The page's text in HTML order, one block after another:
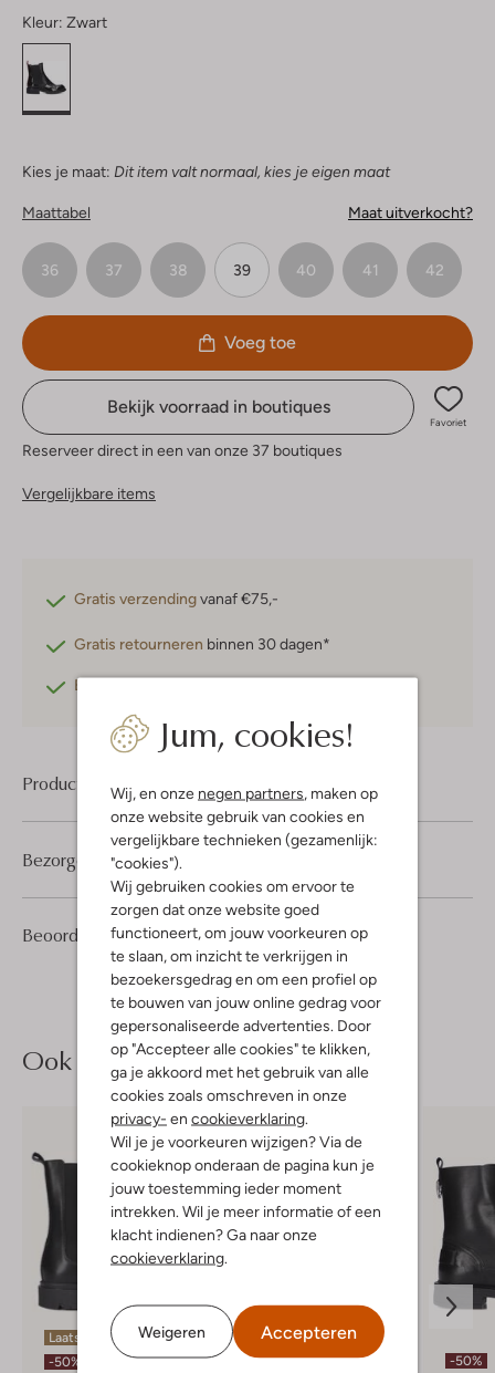
Jum, cookies!
Wij, en onze negen partners, maken op
onze website gebruik van cookies en
vergelijkbare technieken (gezamenlijk:
"cookies").
Wij gebruiken cookies om ervoor te
zorgen dat onze website goed
functioneert, om jouw voorkeuren op
te slaan, om inzicht te verkrijgen in
bezoekersgedrag en om een profiel op
te bouwen van jouw online gedrag voor
gepersonaliseerde advertenties. Door
op "Accepteer alle cookies" te klikken,
ga je akkoord met het gebruik van alle
cookies zoals omschreven in onze
privacy- en cookieverklaring.
Wil je je voorkeuren wijzigen? Via de
cookieknop onderaan de pagina kun je
jouw toestemming ieder moment
intrekken. Wil je meer informatie of een
klacht indienen? Ga naar onze
cookieverklaring.
Weigeren Accepteren
Kleur: Zwart
Kies je maat: Dit item valt normaal, kies je eigen maat
Maattabel Maat uitverkocht?
36 37 38 39 40 41 42
Voeg toe
Bekijk voorraad in boutiques
Favoriet
Reserveer direct in een van onze 37 boutiques
Vergelijkbare items
Gratis verzendingvanaf €75,-
Gratis retourneren binnen 30 dagen*
Betaal achteraf
Product informatie
Beoordelingen (1) 4/5
1
4
Sterren
Bezorgen & retourneren
Ook iets voor jou?
Laatste maten
-50%
-50% -50%